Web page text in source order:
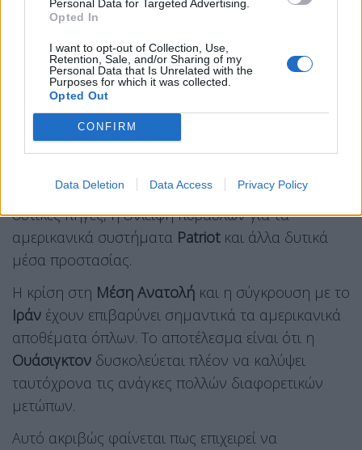
Personal Data for Targeted Advertising.
Opted In
I want to opt-out of Collection, Use,
Retention, Sale, and/or Sharing of my
Personal Data that Is Unrelated with the
Purposes for which it was collected.
Opted Out
CONFIRM
Data Deletion Data Access Privacy Policy
κινδύνουόχι μόνο για τηνΟυκρανία
, αλλά και για
ότι η ρωσική πυραυλική πίεση γίνεται ολοένα και
πιο δύσκολο να αναχαιτιστεί.
Η σκιά της Μέσης Ανατολής πάνω
από την Ουκρανία
αεράμυνας βρίσκεται, σύμφωνα με ουκρανικές και
δυτικές πηγές, η έλλειψη πυραύλων για τα
αμερικανικά συστήματα Patriotκαι άλλα δυτικά
μέσα προστασίας.
Η κρίση στη Μέση Ανατολή και η σύγκρουση με το
Ιράν έχουν επιβαρύνει σημαντικά τα αμερικανικά
αποθέματα όπλων. Το αποτέλεσμα είναι ότι η
Ουάσιγκτον δυσκολεύεται πλέον να καλύψει
ταυτόχρονα τις ανάγκες πολλών διαφορετικών
μετώπων.
Αυτό ακριβώς φαίνεται πως επιχειρεί να